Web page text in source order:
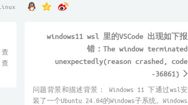
windows11 wsl 里的VSCode 出现如下报
错：The window terminated
unexpectedly(reason crashed, code
-36861)
问题背景和描述背景： Windows 11 下通过wsl安
装了一个Ubuntu 24.04的Windows子系统。Windows